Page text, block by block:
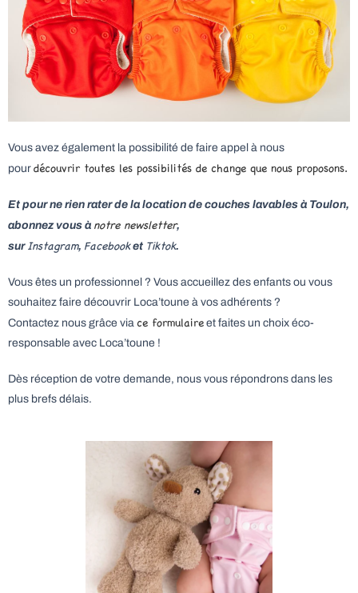
Vous avez également la possibilité de faire appel à nous
pour découvrir toutes les possibilités de change que nous proposons.
Et pour ne rien rater de la location de couches lavables à Toulon,
abonnez vous à notre newsletter,
sur Instagram, Facebooket Tiktok.
Vous êtes un professionnel ? Vous accueillez des enfants ou vous
souhaitez faire découvrir Loca’toune à vos adhérents ?
Contactez nous grâce via ce formulaire et faites un choix éco-
responsable avec Loca’toune !
Dès réception de votre demande, nous vous répondrons dans les
plus brefs délais.